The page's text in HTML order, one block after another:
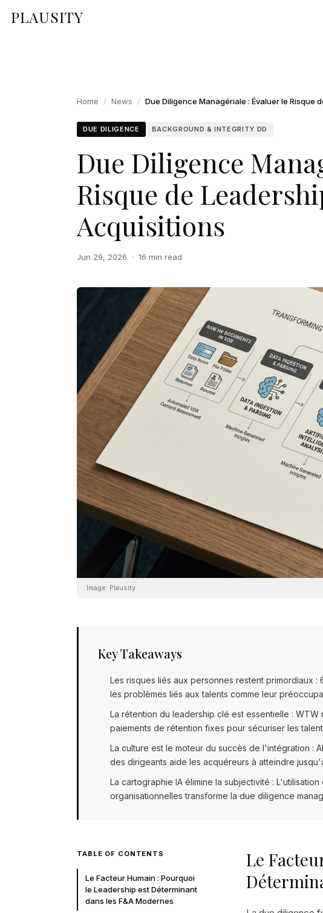
PLAUSITY
Home / News /
DUE DILIGENCE BACKGROUND & INTEGRITY DD
Due Diligence
Risque de
Acquisitions
Jun 29, 2026 · 16 min read
Image: Plausity
Key Takeaways
Les risques liés aux personnes restent primordiaux
les problèmes liés aux talents comme leur
La rétention du leadership clé est essentielle :
paiements de rétention fixes pour sécuriser les
La culture est le moteur du succès de l'intégration :
des dirigeants aide les acquéreurs à atteindre
La cartographie IA élimine la subjectivité :
organisationnelles transforme la due diligence
TABLE OF CONTENTS
Le Facteur Humain : Pourquoi
le Leadership est Déterminant
dans les F&A Modernes
Le